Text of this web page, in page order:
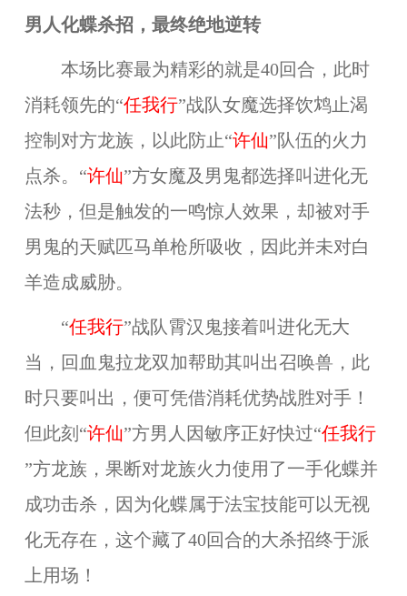
男人化蝶杀招，最终绝地逆转
本场比赛最为精彩的就是40回合，此时
消耗领先的“任我行”战队女魔选择饮鸩止渴
控制对方龙族，以此防止“许仙”队伍的火力
点杀。“许仙”方女魔及男鬼都选择叫进化无
法秒，但是触发的一鸣惊人效果，却被对手
男鬼的天赋匹马单枪所吸收，因此并未对白
羊造成威胁。
“任我行”战队霄汉鬼接着叫进化无大
当，回血鬼拉龙双加帮助其叫出召唤兽，此
时只要叫出，便可凭借消耗优势战胜对手！
但此刻“许仙”方男人因敏序正好快过“任我行
”方龙族，果断对龙族火力使用了一手化蝶并
成功击杀，因为化蝶属于法宝技能可以无视
化无存在，这个藏了40回合的大杀招终于派
上用场！